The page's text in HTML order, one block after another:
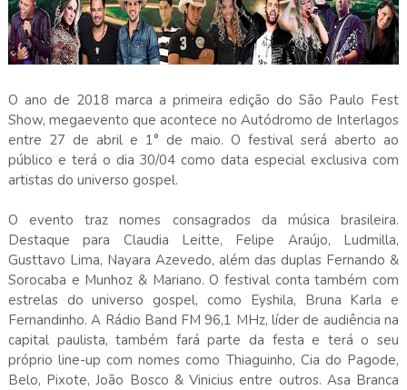
O ano de 2018 marca a primeira edição do São Paulo Fest
Show, megaevento que acontece no Autódromo de Interlagos
entre 27 de abril e 1° de maio. O festival será aberto ao
público e terá o dia 30/04 como data especial exclusiva com
artistas do universo gospel.
O evento traz nomes consagrados da música brasileira.
Destaque para Claudia Leitte, Felipe Araújo, Ludmilla,
Gusttavo Lima, Nayara Azevedo, além das duplas Fernando &
Sorocaba e Munhoz & Mariano. O festival conta também com
estrelas do universo gospel, como Eyshila, Bruna Karla e
Fernandinho. A Rádio Band FM 96,1 MHz, líder de audiência na
capital paulista, também fará parte da festa e terá o seu
próprio line-up com nomes como Thiaguinho, Cia do Pagode,
Belo, Pixote, João Bosco & Vinicius entre outros. Asa Branca